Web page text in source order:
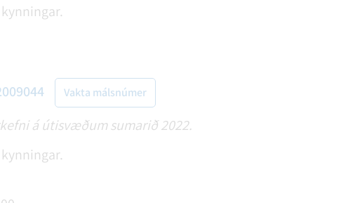
Vakta málsnúmer
á útisvæðum sumarið 2022.